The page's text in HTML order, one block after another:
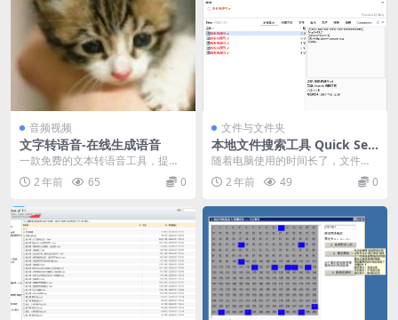
音频视频
文字转语音-在线生成语音
一款免费的文本转语音工具，提供
语音合成服务，支持多种语言，包
括中文、英语、日语、...
2 年前 65 0
文件与文件夹
本地文件搜索工具 Quick Sea
rch 5.29.1.105 中文免费版
随着电脑使用的时间长了，文件也
就多了，有时候要找某个文件还是
挺头疼，虽然Wind...
2 年前 49 0